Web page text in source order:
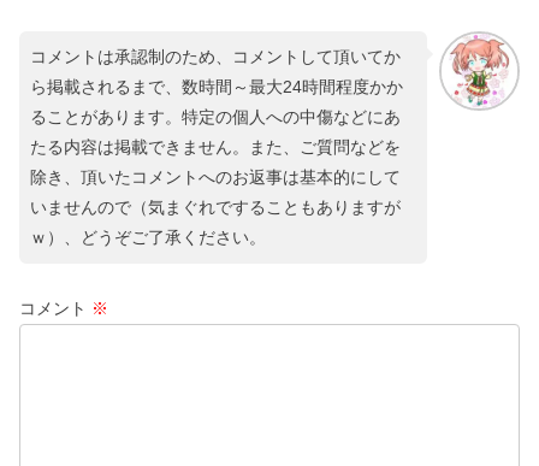
コメントは承認制のため、コメントして頂いてか
ら掲載されるまで、数時間～最大24時間程度かか
ることがあります。特定の個人への中傷などにあ
たる内容は掲載できません。また、ご質問などを
除き、頂いたコメントへのお返事は基本的にして
いませんので（気まぐれですることもありますが
ｗ）、どうぞご了承ください。
コメント ※